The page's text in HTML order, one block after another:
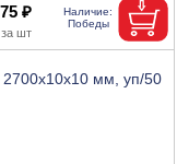
75 ₽
2700x10x10 мм, уп/50